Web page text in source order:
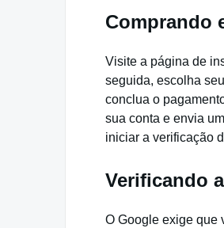
Comprando
Visite a página de
seguida, escolha
conclua o
sua conta e envia
iniciar a verificação
Verificando
O Google exige que